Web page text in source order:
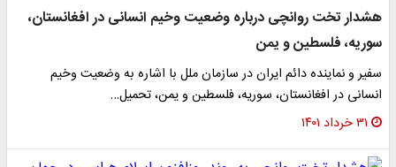
هشدار تخت روانچی درباره وضعیت وخیم انسانی در افغانستان،
سوریه، فلسطین و یمن
سفیر و نماینده دائم ایران در سازمان ملل با اشاره به وضعیت وخیم
انسانی در افغانستان، سوریه، فلسطین و یمن، تحمیل…
۳۱ خرداد ۱۴۰۱